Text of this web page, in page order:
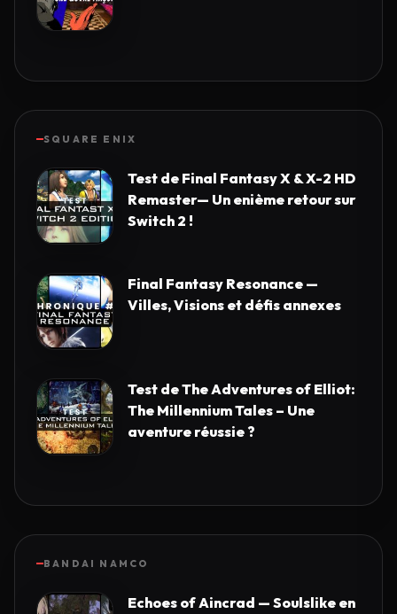
SQUARE ENIX
Test de Final Fantasy X & X-2 HD
Remaster— Un enième retour sur
Switch 2 !
Final Fantasy Resonance —
Villes, Visions et défis annexes
Test de The Adventures of Elliot:
The Millennium Tales – Une
aventure réussie ?
BANDAI NAMCO
Echoes of Aincrad — Soulslike en